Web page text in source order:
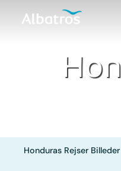
Honduras Rejser Billeder